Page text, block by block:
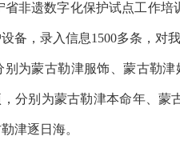
非遗数字化保护试点工作
，录入信息1500多条，对
蒙古勒津服饰、蒙古勒津
分别为蒙古勒津本命年、蒙
津逐日海。